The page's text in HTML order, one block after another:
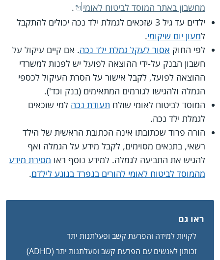
מחשבון באתר המוסד לביטוח לאומי
.
ילדים עד גיל 3 שזכאים לגמלת ילד נכה יכולים להתקבל
למעון יום שיקומי.
לפי החוק אסור לעקל גמלת ילד נכה. אם קיים עיקול על
חשבון הבנק על-ידי ההוצאה לפועל יש לפנות למשרדי
ההוצאה לפועל, לקבל אישור על הסרת העיקול לכספי
הגמלה ולהגישו לגורמים המתאימים (בנק וכד').
המוסד לביטוח לאומי שולח תעודת נכה למי שזכאים
לגמלת ילד נכה.
הורה פרוד שכתובתו אינה הכתובת הראשית של הילד
רשאי, בתנאים מסוימים, לקבל מידע על הגמלה ואף
להגיש את התביעה לגמלה. למידע נוסף ראו מסירת מידע
מהמוסד לביטוח לאומי להורים בנפרד בנוגע לילדם.
ראו גם
לקויות למידה והפרעת קשב ופעלתנות יתר
זכותון לאנשים עם הפרעת קשב ופעלתנות יתר (ADHD)